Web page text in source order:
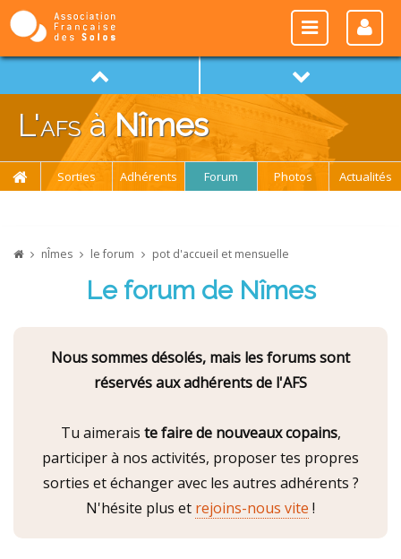
L'afsàNîmes
Sorties Adhérents Forum Photos Actualités
nÎmes le forum pot d'accueil et mensuelle
Le forum de Nîmes
Nous sommes désolés, mais les forums sont
réservés aux adhérents de l'AFS
Tu aimerais te faire de nouveaux copains,
participer à nos activités, proposer tes propres
sorties et échanger avec les autres adhérents ?
N'hésite plus et rejoins-nous vite !